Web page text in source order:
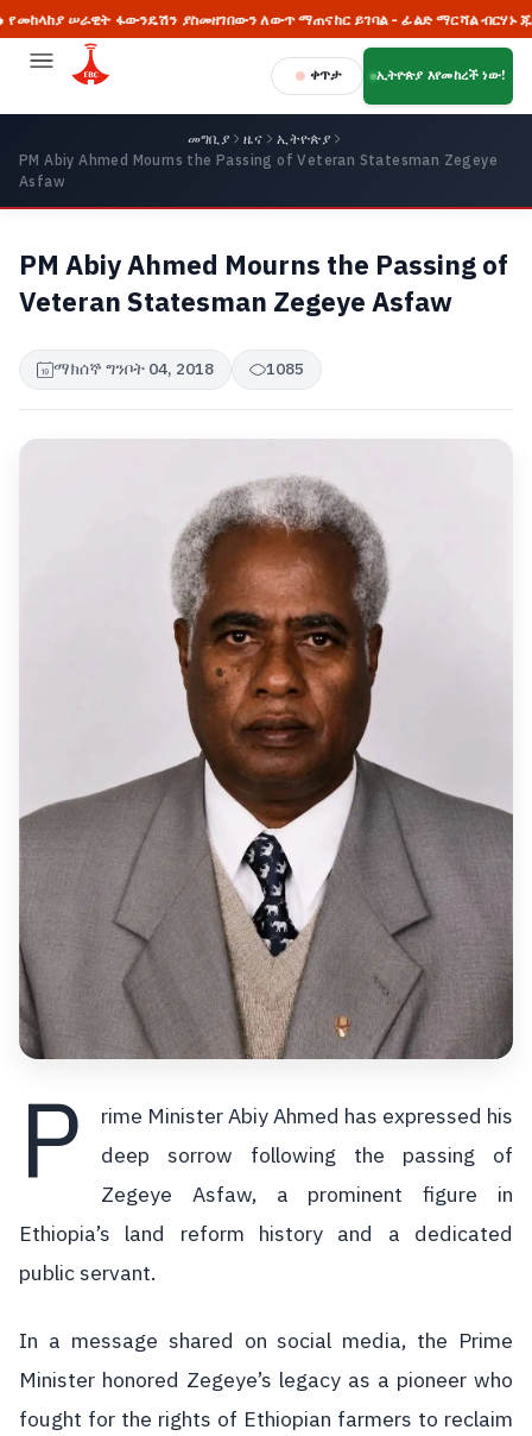
ሠራዊት ፋውንዴሽን ያስመዘገበውን ለውጥ ማጠናከር ይገባል - ፊልድ ማርሻል ብርሃኑ ጁላ
ቀጥታ ኢትዮጵያ እየመከረች ነው!
መግቢያ ዜና
ኢትዮጵያ
PM Abiy Ahmed Mourns the Passing of Veteran Statesman Zegeye
Asfaw
PM Abiy Ahmed Mourns the Passing of
Veteran Statesman Zegeye Asfaw
ማክሰኞ ግንቦት 04, 2018 1085
P
rime Minister Abiy Ahmed has expressed his
deep sorrow following the passing of
Zegeye Asfaw, a prominent figure in
Ethiopia’s land reform history and a dedicated
public servant.
In a message shared on social media, the Prime
Minister honored Zegeye’s legacy as a pioneer who
fought for the rights of Ethiopian farmers to reclaim